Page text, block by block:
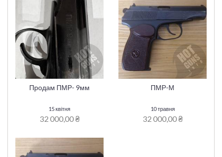
Продам ПМР- 9мм
15 квітня
32 000,00 ₴
ПМР-М
10 травня
32 000,00 ₴